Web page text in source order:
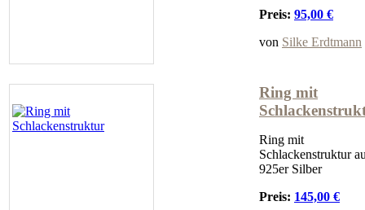
Preis: 95,00 €
von Silke Erdtmann
Ring mit
Ring mit
Schlackenstruktur
925er Silber
Preis: 145,00 €